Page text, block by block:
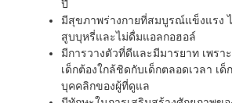
ปี
มีสุขภาพร่างกายที่สมบูรณ์แข็งแรง
สูบบุหรี่และไม่ดื่มแอลกอฮอล์
มีการวางตัวที่ดีและมีมารยาท เพรา
เด็กต้องใกล้ชิดกับเด็กตลอดเวลา เ
บุคคลิกของผู้ที่ดูแล